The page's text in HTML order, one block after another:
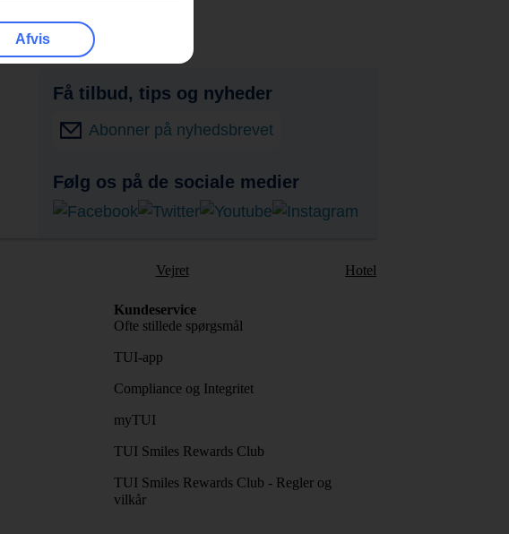
Få tilbud, tips og nyheder
Abonner på nyhedsbrevet
Følg os på de sociale medier
Vejret Hotel
Kundeservice
Ofte stillede spørgsmål
TUI-app
Compliance og Integritet
myTUI
TUI Smiles Rewards Club
TUI Smiles Rewards Club - Regler og
vilkår
Afvis